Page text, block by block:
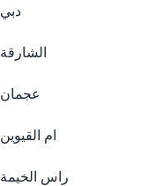
دبي
الشارقة
عجمان
ام القيوين
راس الخيمة